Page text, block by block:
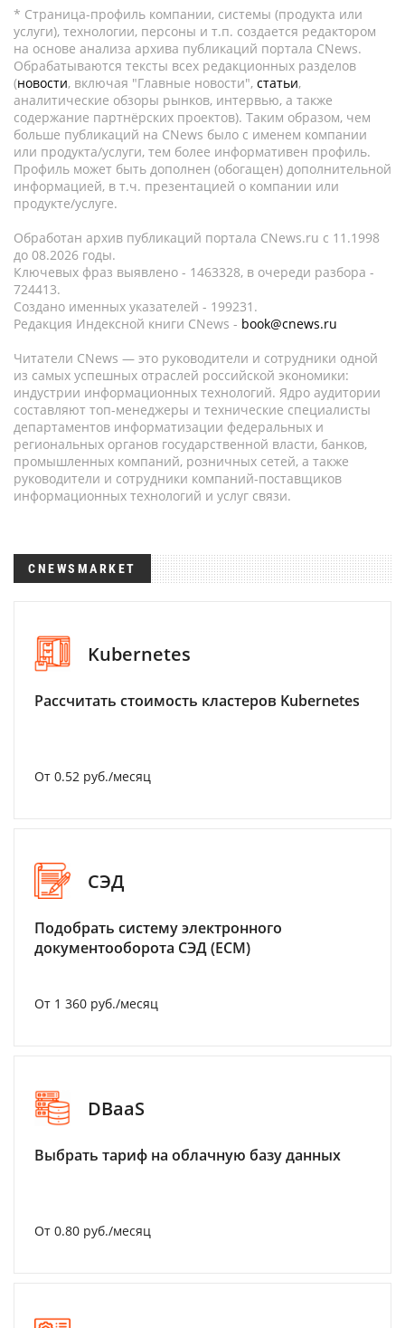
* Страница-профиль компании, системы (продукта или
услуги), технологии, персоны и т.п. создается редактором
на основе анализа архива публикаций портала CNews.
Обрабатываются тексты всех редакционных разделов
(новости, включая "Главные новости", статьи,
аналитические обзоры рынков, интервью, а также
содержание партнёрских проектов). Таким образом, чем
больше публикаций на CNews было с именем компании
или продукта/услуги, тем более информативен профиль.
Профиль может быть дополнен (обогащен) дополнительной
информацией, в т.ч. презентацией о компании или
продукте/услуге.
Обработан архив публикаций портала CNews.ru c 11.1998
до 08.2026 годы.
Ключевых фраз выявлено - 1463328, в очереди разбора -
724413.
Создано именных указателей - 199231.
Редакция Индексной книги CNews - book@cnews.ru
Читатели CNews — это руководители и сотрудники одной
из самых успешных отраслей российской экономики:
индустрии информационных технологий. Ядро аудитории
составляют топ-менеджеры и технические специалисты
департаментов информатизации федеральных и
региональных органов государственной власти, банков,
промышленных компаний, розничных сетей, а также
руководители и сотрудники компаний-поставщиков
информационных технологий и услуг связи.
CNEWSMARKET
Kubernetes
Рассчитать стоимость кластеров Kubernetes
От 0.52 руб./месяц
СЭД
Подобрать систему электронного
документооборота СЭД (ECM)
От 1 360 руб./месяц
DBaaS
Выбрать тариф на облачную базу данных
От 0.80 руб./месяц